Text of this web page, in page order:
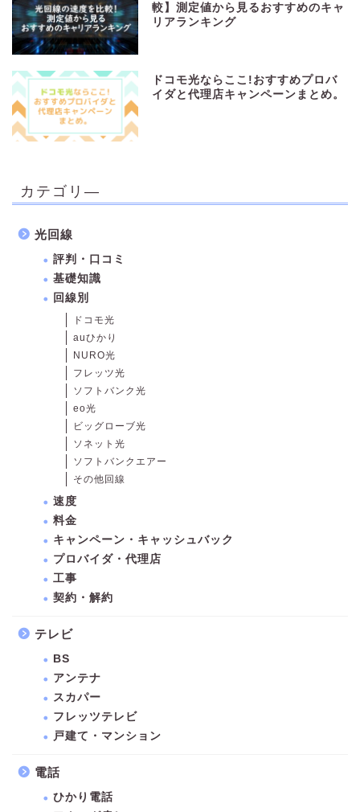
較】測定値から見るおすすめのキャ
リアランキング
ドコモ光ならここ!おすすめプロバ
イダと代理店キャンペーンまとめ。
カテゴリ―
光回線
評判・口コミ
基礎知識
回線別
ドコモ光
auひかり
NURO光
フレッツ光
ソフトバンク光
eo光
ビッグローブ光
ソネット光
ソフトバンクエアー
その他回線
速度
料金
キャンペーン・キャッシュバック
プロバイダ・代理店
工事
契約・解約
テレビ
BS
アンテナ
スカパー
フレッツテレビ
戸建て・マンション
電話
ひかり電話